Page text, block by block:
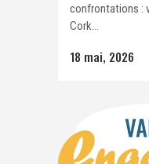
confrontations :
Cork...
18 mai, 2026